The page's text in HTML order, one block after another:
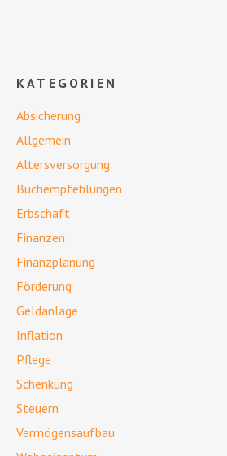
KATEGORIEN
Absicherung
Allgemein
Altersversorgung
Buchempfehlungen
Erbschaft
Finanzen
Finanzplanung
Förderung
Geldanlage
Inflation
Pflege
Schenkung
Steuern
Vermögensaufbau